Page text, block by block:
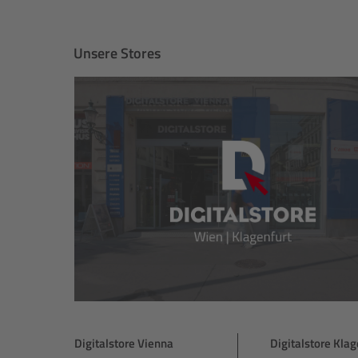
Unsere Stores
Digitalstore Vienna Digitalstore